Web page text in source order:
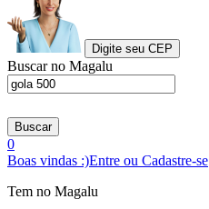
Digite seu CEP
Buscar no Magalu
Buscar
0
Boas vindas :)Entre ou Cadastre-se
Tem no Magalu